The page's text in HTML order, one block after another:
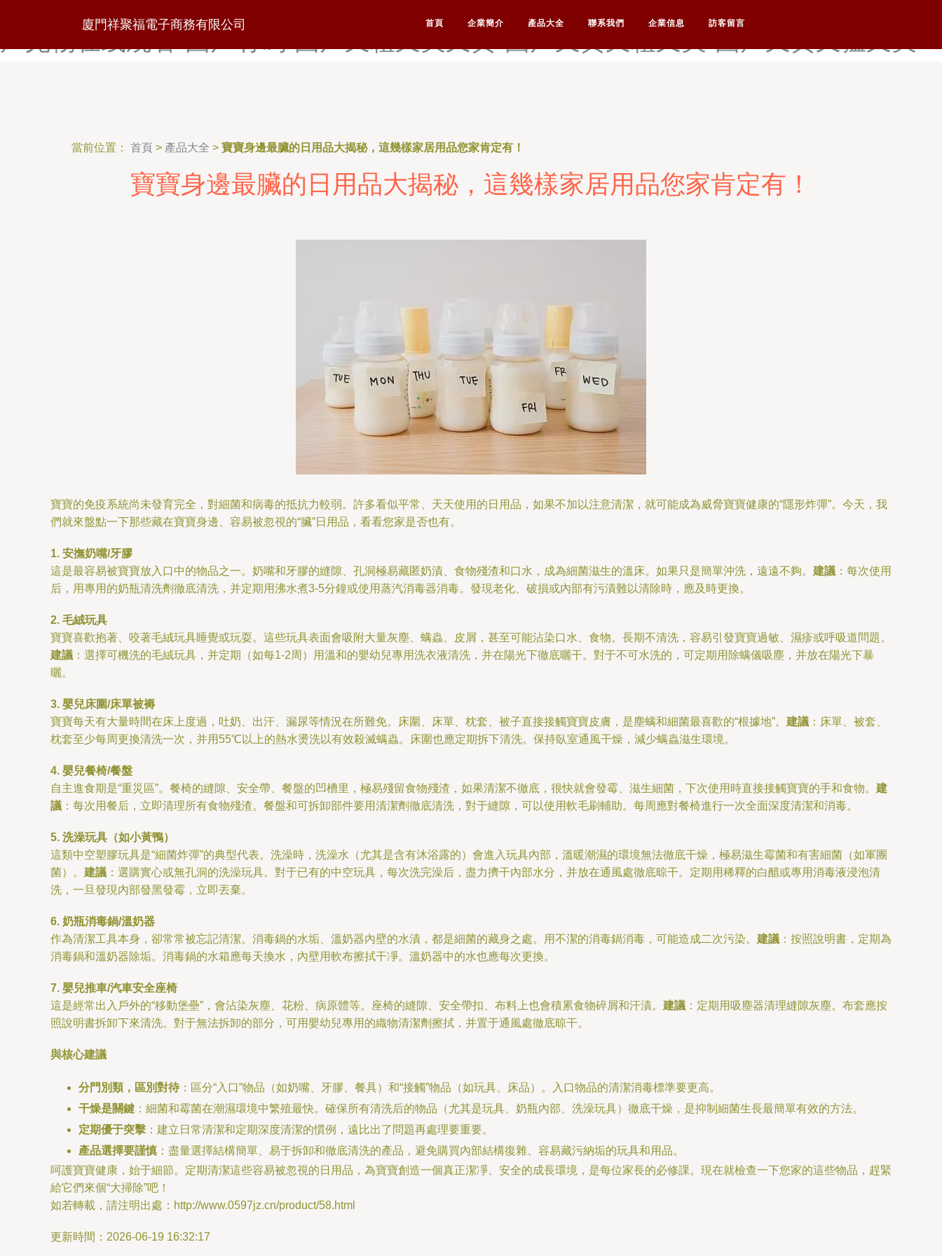
国产一级乱A片-国产一区99久久-国产一区欧美-国产尤物天堂亚洲-国产尤物一区-国
廈門祥聚福電子商務有限公司 首頁 企業簡介 產品大全 聯系我們 企業信息 訪客留言
當前位置： 首頁 > 產品大全 > 寶寶身邊最臟的日用品大揭秘，這幾樣家居用品您家肯定有！
寶寶身邊最臟的日用品大揭秘，這幾樣家居用品您家肯定有！
寶寶的免疫系統尚未發育完全，對細菌和病毒的抵抗力較弱。許多看似平常、天天使用的日用品，如果不加以注意清潔，就可能成為威脅寶寶健康的“隱形炸彈”。今天，我
們就來盤點一下那些藏在寶寶身邊、容易被忽視的“臟”日用品，看看您家是否也有。
1. 安撫奶嘴/牙膠
這是最容易被寶寶放入口中的物品之一。奶嘴和牙膠的縫隙、孔洞極易藏匿奶漬、食物殘渣和口水，成為細菌滋生的溫床。如果只是簡單沖洗，遠遠不夠。 建議 ：每次使用
后，用專用的奶瓶清洗劑徹底清洗，并定期用沸水煮3-5分鐘或使用蒸汽消毒器消毒。發現老化、破損或內部有污漬難以清除時，應及時更換。
2. 毛絨玩具
寶寶喜歡抱著、咬著毛絨玩具睡覺或玩耍。這些玩具表面會吸附大量灰塵、螨蟲、皮屑，甚至可能沾染口水、食物。長期不清洗，容易引發寶寶過敏、濕疹或呼吸道問題。
建議 ：選擇可機洗的毛絨玩具，并定期（如每1-2周）用溫和的嬰幼兒專用洗衣液清洗，并在陽光下徹底曬干。對于不可水洗的，可定期用除螨儀吸塵，并放在陽光下暴
曬。
3. 嬰兒床圍/床單被褥
寶寶每天有大量時間在床上度過，吐奶、出汗、漏尿等情況在所難免。床圍、床單、枕套、被子直接接觸寶寶皮膚，是塵螨和細菌最喜歡的“根據地”。 建議 ：床單、被套、
枕套至少每周更換清洗一次，并用55℃以上的熱水燙洗以有效殺滅螨蟲。床圍也應定期拆下清洗。保持臥室通風干燥，減少螨蟲滋生環境。
4. 嬰兒餐椅/餐盤
自主進食期是“重災區”。餐椅的縫隙、安全帶、餐盤的凹槽里，極易殘留食物殘渣，如果清潔不徹底，很快就會發霉、滋生細菌，下次使用時直接接觸寶寶的手和食物。 建
議 ：每次用餐后，立即清理所有食物殘渣。餐盤和可拆卸部件要用清潔劑徹底清洗，對于縫隙，可以使用軟毛刷輔助。每周應對餐椅進行一次全面深度清潔和消毒。
5. 洗澡玩具（如小黃鴨）
這類中空塑膠玩具是“細菌炸彈”的典型代表。洗澡時，洗澡水（尤其是含有沐浴露的）會進入玩具內部，溫暖潮濕的環境無法徹底干燥，極易滋生霉菌和有害細菌（如軍團
菌）。 建議 ：選購實心或無孔洞的洗澡玩具。對于已有的中空玩具，每次洗完澡后，盡力擠干內部水分，并放在通風處徹底晾干。定期用稀釋的白醋或專用消毒液浸泡清
洗，一旦發現內部發黑發霉，立即丟棄。
6. 奶瓶消毒鍋/溫奶器
作為清潔工具本身，卻常常被忘記清潔。消毒鍋的水垢、溫奶器內壁的水漬，都是細菌的藏身之處。用不潔的消毒鍋消毒，可能造成二次污染。 建議 ：按照說明書，定期為
消毒鍋和溫奶器除垢。消毒鍋的水箱應每天換水，內壁用軟布擦拭干凈。溫奶器中的水也應每次更換。
7. 嬰兒推車/汽車安全座椅
這是經常出入戶外的“移動堡壘”，會沾染灰塵、花粉、病原體等。座椅的縫隙、安全帶扣、布料上也會積累食物碎屑和汗漬。 建議 ：定期用吸塵器清理縫隙灰塵。布套應按
照說明書拆卸下來清洗。對于無法拆卸的部分，可用嬰幼兒專用的織物清潔劑擦拭，并置于通風處徹底晾干。
與核心建議
分門別類，區別對待：區分“入口”物品（如奶嘴、牙膠、餐具）和“接觸”物品（如玩具、床品）。入口物品的清潔消毒標準要更高。
干燥是關鍵 ：細菌和霉菌在潮濕環境中繁殖最快。確保所有清洗后的物品（尤其是玩具、奶瓶內部、洗澡玩具）徹底干燥，是抑制細菌生長最簡單有效的方法。
定期優于突擊 ：建立日常清潔和定期深度清潔的慣例，遠比出了問題再處理要重要。
產品選擇要謹慎 ：盡量選擇結構簡單、易于拆卸和徹底清洗的產品，避免購買內部結構復雜、容易藏污納垢的玩具和用品。
呵護寶寶健康，始于細節。定期清潔這些容易被忽視的日用品，為寶寶創造一個真正潔凈、安全的成長環境，是每位家長的必修課。現在就檢查一下您家的這些物品，趕緊
給它們來個“大掃除”吧！
如若轉載，請注明出處：http://www.0597jz.cn/product/58.html
更新時間：2026-06-19 16:32:17